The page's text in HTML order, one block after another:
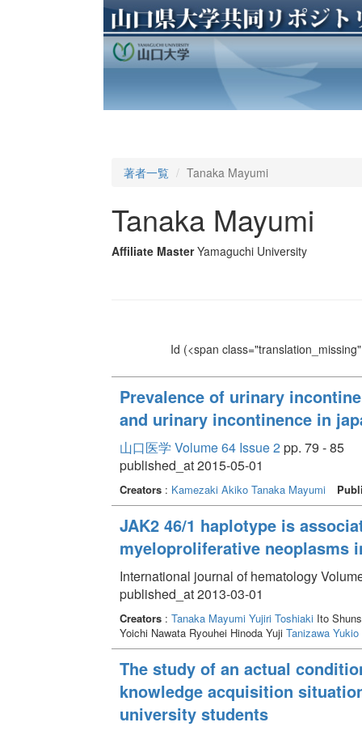
著者一覧 Tanaka Mayumi
Tanaka Mayumi
Affiliate Master Yamaguchi University
Id (<span
Prevalence of urinary
and urinary incontinence in
山口医学 Volume 64 Issue 2pp. 79 - 85
published_at 2015-05-01
Creators: Kamezaki Akiko Tanaka Mayumi
JAK2 46/1 haplotype is
myeloproliferative neoplasms
International journal of hematology
published_at 2013-03-01
Creators: Tanaka Mayumi Yujiri ToshiakiIto
Yoichi Nawata Ryouhei Hinoda Yuji Tanizawa Yukio
The study of an actual
knowledge acquisition
university students